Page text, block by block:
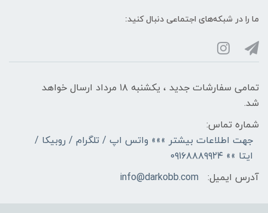
ما را در شبکه‌های اجتماعی دنبال کنید:
تمامی سفارشات جدید ، یکشنبه ۱۸ مرداد ارسال خواهد
شد.
شماره تماس:
جهت اطلاعات بیشتر »»» واتس اپ / تلگرام / روبیکا /
ایتا »» ۰۹۱۶۸۸۸۹۹۲۴
آدرس ایمیل:
info@darkobb.com